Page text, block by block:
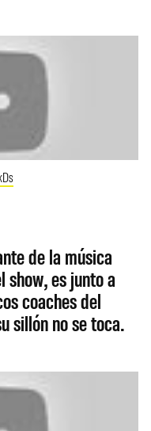
de la música
es junto a
coaches del
sillón no se toca.